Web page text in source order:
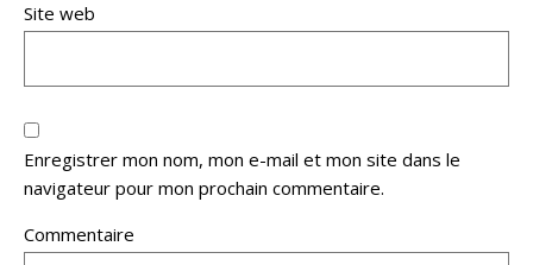
Site web
Enregistrer mon nom, mon e-mail et mon site dans le
navigateur pour mon prochain commentaire.
Commentaire